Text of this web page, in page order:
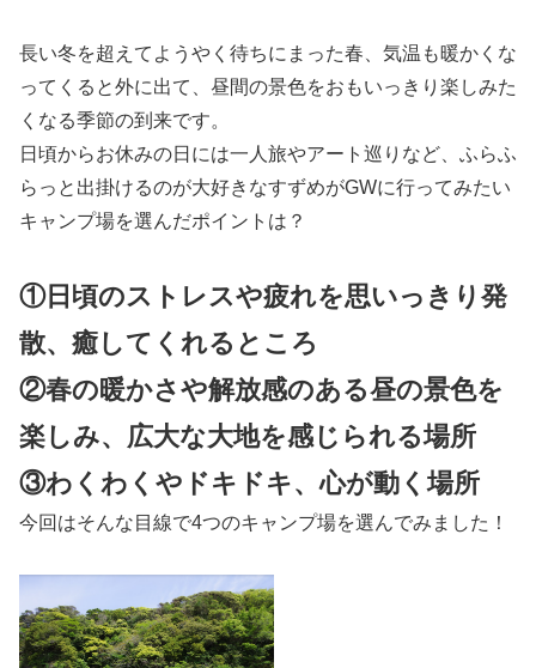
長い冬を超えてようやく待ちにまった春、気温も暖かくな
ってくると外に出て、昼間の景色をおもいっきり楽しみた
くなる季節の到来です。
日頃からお休みの日には一人旅やアート巡りなど、ふらふ
らっと出掛けるのが大好きなすずめがGWに行ってみたい
キャンプ場を選んだポイントは？
①日頃のストレスや疲れを思いっきり発
散、癒してくれるところ
②春の暖かさや解放感のある昼の景色を
楽しみ、広大な大地を感じられる場所
③わくわくやドキドキ、心が動く場所
今回はそんな目線で4つのキャンプ場を選んでみました！